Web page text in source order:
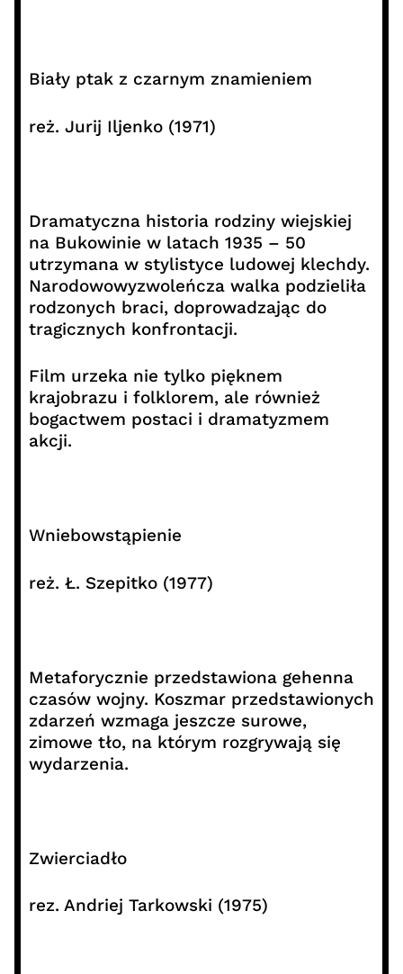
Biały ptak z czarnym znamieniem
reż. Jurij Iljenko (1971)
Dramatyczna historia rodziny wiejskiej
na Bukowinie w latach 1935 – 50
utrzymana w stylistyce ludowej klechdy.
Narodowowyzwoleńcza walka podzieliła
rodzonych braci, doprowadzając do
tragicznych konfrontacji.
Film urzeka nie tylko pięknem
krajobrazu i folklorem, ale również
bogactwem postaci i dramatyzmem
akcji.
Wniebowstąpienie
reż. Ł. Szepitko (1977)
Metaforycznie przedstawiona gehenna
czasów wojny. Koszmar przedstawionych
zdarzeń wzmaga jeszcze surowe,
zimowe tło, na którym rozgrywają się
wydarzenia.
Zwierciadło
rez. Andriej Tarkowski (1975)